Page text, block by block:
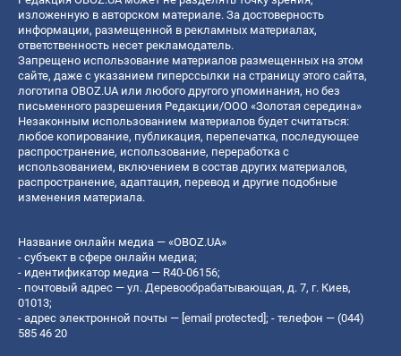
изложенную в авторском материале. За достоверность
информации, размещенной в рекламных материалах,
ответственность несет рекламодатель.
Запрещено использование материалов размещенных на этом
сайте, даже с указанием гиперссылки на страницу этого сайта,
логотипа OBOZ.UA или любого другого упоминания, но без
письменного разрешения Редакции/ООО «Золотая середина»
Незаконным использованием материалов будет считаться:
любое копирование, публикация, перепечатка, последующее
распространение, использование, переработка с
использованием, включением в состав других материалов,
распространение, адаптация, перевод и другие подобные
изменения материала.
Название онлайн медиа — «OBOZ.UA»
- субъект в сфере онлайн медиа;
- идентификатор медиа — R40-06156;
- почтовый адрес — ул. Деревообрабатывающая, д. 7, г. Киев,
01013;
- адрес электронной почты — [email protected]; - телефон — (044)
585 46 20